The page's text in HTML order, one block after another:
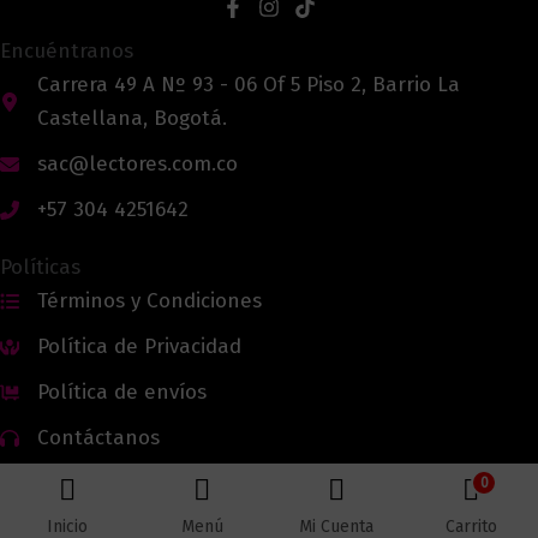
Encuéntranos
Carrera 49 A Nº 93 - 06 Of 5 Piso 2, Barrio La
Castellana, Bogotá.
sac@lectores.com.co
+57 304 4251642
Políticas
Términos y Condiciones
Política de Privacidad
Política de envíos
Contáctanos
Inicio Menú Mi Cuenta
0
Carrito